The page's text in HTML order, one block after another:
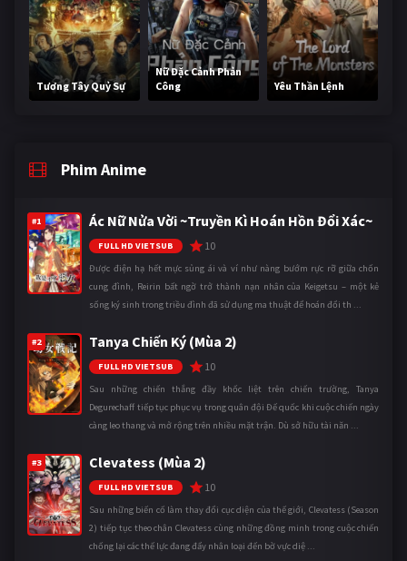
Tương Tây Quỷ Sự
Nữ Đặc Cảnh Phản
Công
Yêu Thần Lệnh
Phim Anime
#1 Ác Nữ Nửa Vời ~Truyền Kì Hoán Hồn Đổi Xác~
FULL HD VIETSUB 10
Được điện hạ hết mực sủng ái và ví như nàng bướm rực rỡ giữa chốn
cung đình, Reirin bất ngờ trở thành nạn nhân của Keigetsu – một kẻ
sống ký sinh trong triều đình đã sử dụng ma thuật để hoán đổi th ...
#2 Tanya Chiến Ký (Mùa 2)
FULL HD VIETSUB 10
Sau những chiến thắng đầy khốc liệt trên chiến trường, Tanya
Degurechaff tiếp tục phục vụ trong quân đội Đế quốc khi cuộc chiến ngày
càng leo thang và mở rộng trên nhiều mặt trận. Dù sở hữu tài năn ...
#3 Clevatess (Mùa 2)
FULL HD VIETSUB 10
Sau những biến cố làm thay đổi cục diện của thế giới, Clevatess (Season
2) tiếp tục theo chân Clevatess cùng những đồng minh trong cuộc chiến
chống lại các thế lực đang đẩy nhân loại đến bờ vực diệ ...